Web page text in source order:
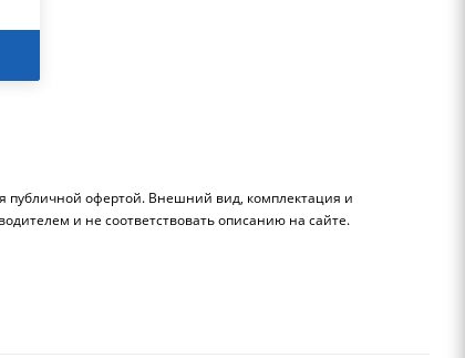
публичной офертой. Внешний вид, комплектация и
и не соответствовать описанию на сайте.